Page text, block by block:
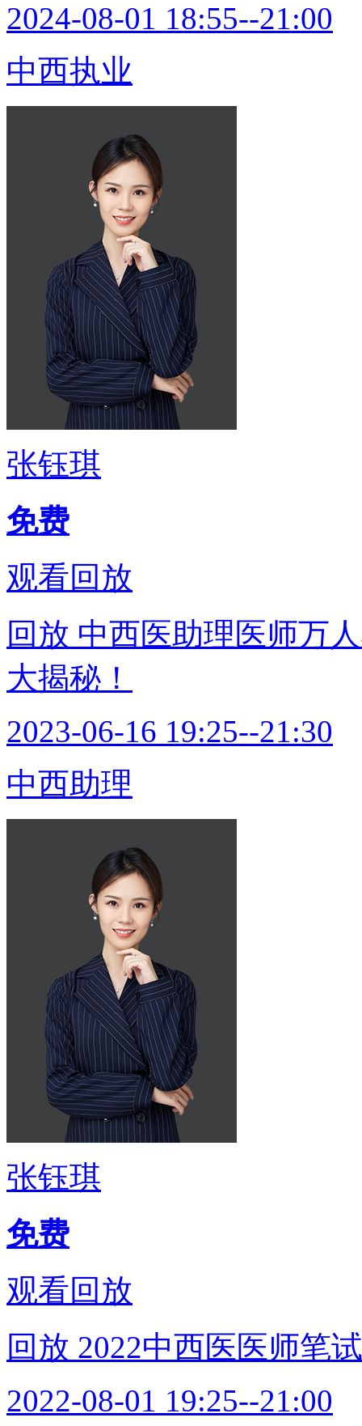
2024-08-01 18:55--21:00
中西执业
张钰琪
免费
观看回放
回放 中西医助理医师万
大揭秘！
2023-06-16 19:25--21:30
中西助理
张钰琪
免费
观看回放
回放 2022中西医医师笔
2022-08-01 19:25--21:00